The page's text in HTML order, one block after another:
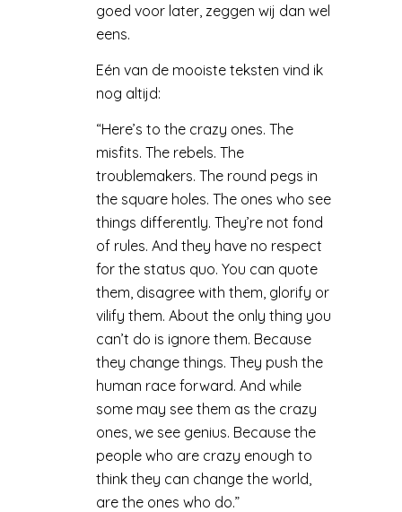
goed voor later, zeggen wij dan wel
eens.
Eén van de mooiste teksten vind ik
nog altijd:
“Here’s to the crazy ones. The
misfits. The rebels. The
troublemakers. The round pegs in
the square holes. The ones who see
things differently. They’re not fond
of rules. And they have no respect
for the status quo. You can quote
them, disagree with them, glorify or
vilify them. About the only thing you
can’t do is ignore them. Because
they change things. They push the
human race forward. And while
some may see them as the crazy
ones, we see genius. Because the
people who are crazy enough to
think they can change the world,
are the ones who do.”